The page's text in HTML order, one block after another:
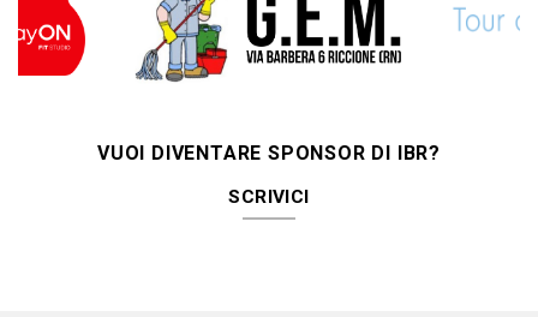
VUOI DIVENTARE SPONSOR DI IBR?
SCRIVICI